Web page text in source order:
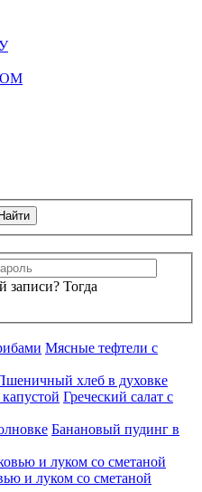
записи? Тогда
Мясные тефтели с
хлеб в духовке
Греческий салат с
Банановый пудинг в
и луком со сметаной